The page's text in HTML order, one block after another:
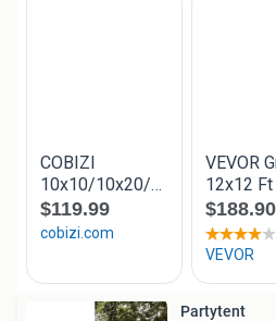
Partytent